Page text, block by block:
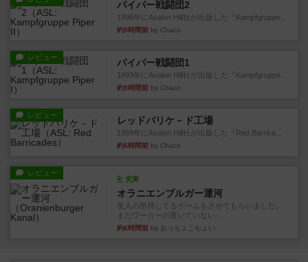
パイパー戦闘団2
1996年にAvalon Hill社が出版した『Kampfgruppe...
約5時間前 by Chaco
レビュー パイパー戦闘団1
1993年にAvalon Hill社が出版した『Kampfgruppe...
約5時間前 by Chaco
レビュー レッドバリケ－ド工場
1989年にAvalon Hill社が出版した『Red Barrica...
約6時間前 by Chaco
レビュー
充実
オラニエンブルガー運河
友人の所持してるゲームをさせてもらいました。
まだワーカーの置いていない...
約6時間前 by おっちょこちょい